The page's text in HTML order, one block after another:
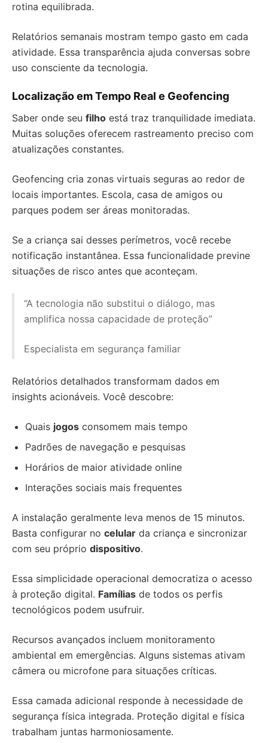
rotina equilibrada.
Relatórios semanais mostram tempo gasto em cada
atividade. Essa transparência ajuda conversas sobre
uso consciente da tecnologia.
Localização em Tempo Real e Geofencing
Saber onde seu filho está traz tranquilidade imediata.
Muitas soluções oferecem rastreamento preciso com
atualizações constantes.
Geofencing cria zonas virtuais seguras ao redor de
locais importantes. Escola, casa de amigos ou
parques podem ser áreas monitoradas.
Se a criança sai desses perímetros, você recebe
notificação instantânea. Essa funcionalidade previne
situações de risco antes que aconteçam.
“A tecnologia não substitui o diálogo, mas
amplifica nossa capacidade de proteção”
Especialista em segurança familiar
Relatórios detalhados transformam dados em
insights acionáveis. Você descobre:
Quais jogos consomem mais tempo
Padrões de navegação e pesquisas
Horários de maior atividade online
Interações sociais mais frequentes
A instalação geralmente leva menos de 15 minutos.
Basta configurar no celular da criança e sincronizar
com seu próprio dispositivo.
Essa simplicidade operacional democratiza o acesso
à proteção digital. Famílias de todos os perfis
tecnológicos podem usufruir.
Recursos avançados incluem monitoramento
ambiental em emergências. Alguns sistemas ativam
câmera ou microfone para situações críticas.
Essa camada adicional responde à necessidade de
segurança física integrada. Proteção digital e física
trabalham juntas harmoniosamente.